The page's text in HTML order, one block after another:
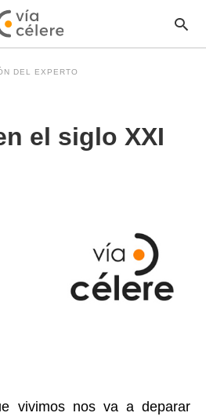
DEL EXPERTO
el siglo XXI
vivimos nos va a deparar